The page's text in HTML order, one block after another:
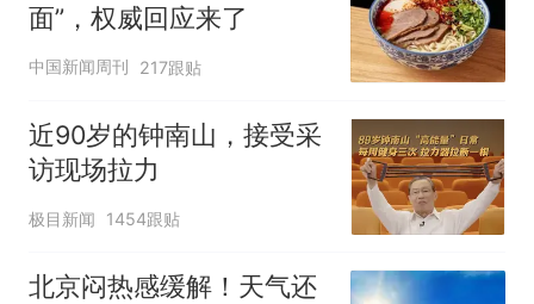
面”，权威回应来了
中国新闻周刊 217跟贴
近90岁的钟南山，接受采
访现场拉力
极目新闻 1454跟贴
北京闷热感缓解！天气还